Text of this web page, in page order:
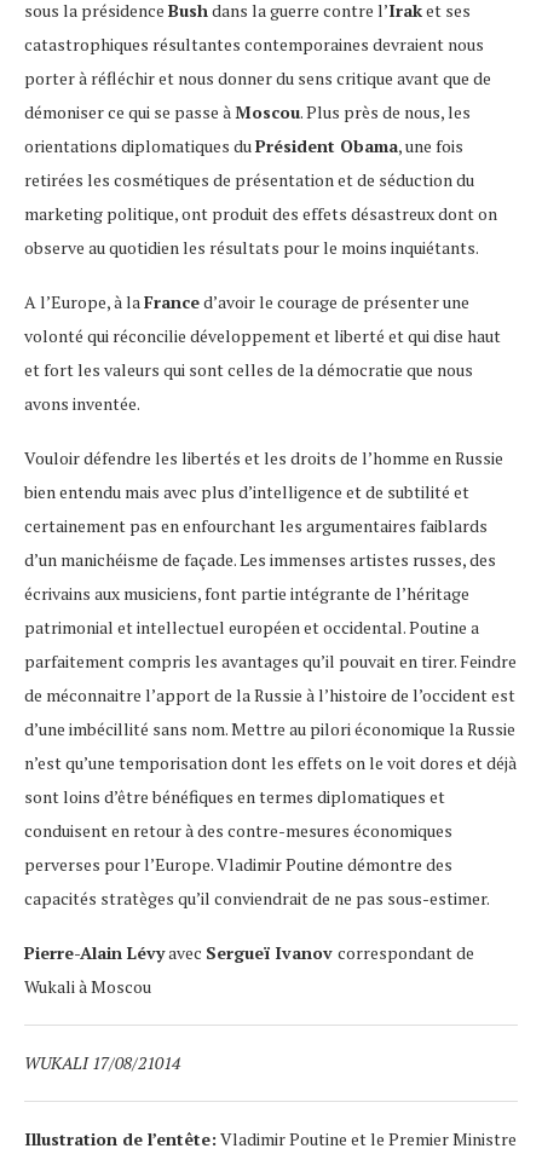
sous la présidence Bushdans la guerre contre l’Iraket ses
catastrophiques résultantes contemporaines devraient nous
porter à réfléchir et nous donner du sens critique avant que de
démoniser ce qui se passe àMoscou. Plus près de nous, les
orientations diplomatiques duPrésident Obama, une fois
retirées les cosmétiques de présentation et de séduction du
marketing politique, ont produit des effets désastreux dont on
observe au quotidien les résultats pour le moins inquiétants.
A l’Europe, à laFranced’avoir le courage de présenter une
volonté qui réconcilie développement et liberté et qui dise haut
et fort les valeurs qui sont celles de la démocratie que nous
avons inventée.
Vouloir défendre les libertés et les droits de l’homme en Russie
bien entendu mais avec plus d’intelligence et de subtilité et
certainement pas en enfourchant les argumentaires faiblards
d’un manichéisme de façade. Les immenses artistes russes, des
écrivains aux musiciens, font partie intégrante de l’héritage
patrimonial et intellectuel européen et occidental. Poutine a
parfaitement compris les avantages qu’il pouvait en tirer. Feindre
de méconnaitre l’apport de la Russie à l’histoire de l’occident est
d’une imbécillité sans nom. Mettre au pilori économique la Russie
n’est qu’une temporisation dont les effets on le voit dores et déjà
sont loins d’être bénéfiques en termes diplomatiques et
conduisent en retour à des contre-mesures économiques
perverses pour l’Europe. Vladimir Poutine démontre des
capacités stratèges qu’il conviendrait de ne pas sous-estimer.
Pierre-Alain Lévyavec Sergueï Ivanov correspondant de
Wukali à Moscou
WUKALI 17/08/21014
Illustration de l’entête: Vladimir Poutine et le Premier Ministre